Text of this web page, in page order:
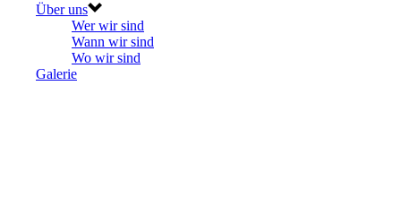
Über uns
Wer wir sind
Wann wir sind
Wo wir sind
Galerie